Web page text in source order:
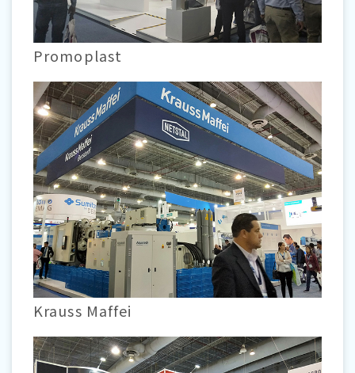
Promoplast
Krauss Maffei